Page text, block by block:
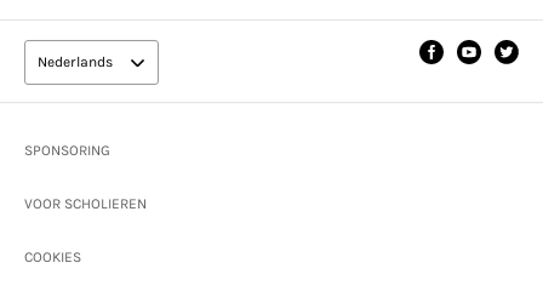
Nederlands
Footer
SPONSORING
VOOR SCHOLIEREN
COOKIES